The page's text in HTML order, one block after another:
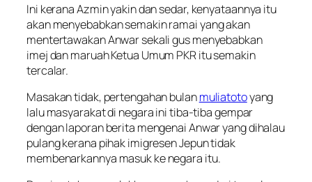
Ini kerana Azmin yakin dan sedar, kenyataannya itu
akan menyebabkan semakin ramai yang akan
mentertawakan Anwar sekali gus menyebabkan
imej dan maruah Ketua Umum PKR itu semakin
tercalar.
Masakan tidak, pertengahan bulanmuliatotoyang
lalu masyarakat di negara ini tiba-tiba gempar
dengan laporan berita mengenai Anwar yang dihalau
pulang kerana pihak imigresen Jepun tidak
membenarkannya masuk ke negara itu.